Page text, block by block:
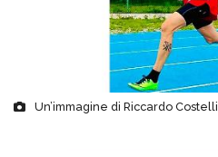
Un’immagine di Riccardo Costelli